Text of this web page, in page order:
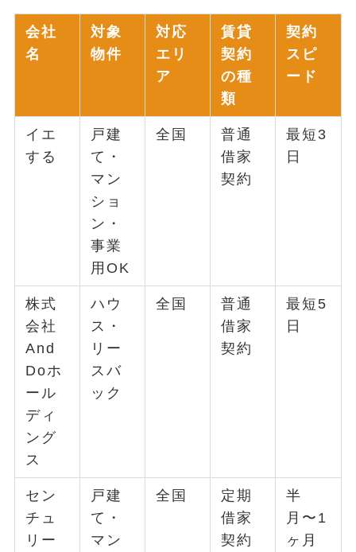
会社
名
対象
物件
対応
エリ
ア
賃貸
契約
の種
類
契約
スピ
ード
イエ
する
戸建
て・
マン
ショ
ン・
事業
用OK
全国
普通
借家
契約
最短3
日
株式
会社
And
Doホ
ール
ディ
ング
ス
ハウ
ス・
リー
スバ
ック
全国
普通
借家
契約
最短5
日
セン
チュ
リー
戸建
て・
マン
全国
定期
借家
契約
半
月〜1
ヶ月